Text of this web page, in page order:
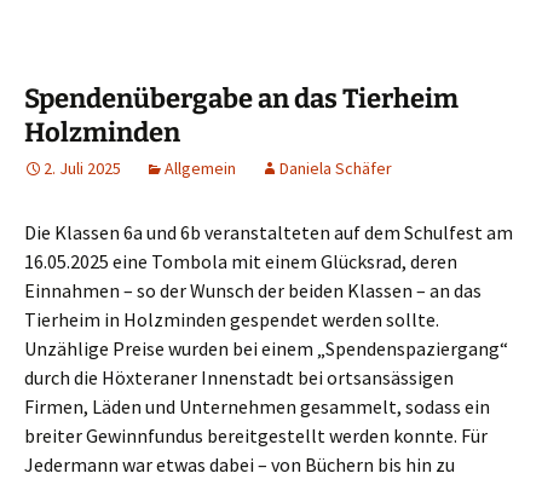
Spendenübergabe an das Tierheim
Holzminden
2. Juli 2025 Allgemein Daniela Schäfer
Die Klassen 6a und 6b veranstalteten auf dem Schulfest am
16.05.2025 eine Tombola mit einem Glücksrad, deren
Einnahmen – so der Wunsch der beiden Klassen – an das
Tierheim in Holzminden gespendet werden sollte.
Unzählige Preise wurden bei einem „Spendenspaziergang“
durch die Höxteraner Innenstadt bei ortsansässigen
Firmen, Läden und Unternehmen gesammelt, sodass ein
breiter Gewinnfundus bereitgestellt werden konnte. Für
Jedermann war etwas dabei – von Büchern bis hin zu